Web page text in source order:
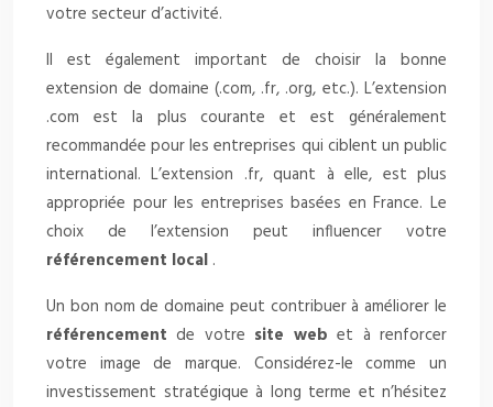
votre secteur d’activité.
Il est également important de choisir la bonne
extension de domaine (.com, .fr, .org, etc.). L’extension
.com est la plus courante et est généralement
recommandée pour les entreprises qui ciblent un public
international. L’extension .fr, quant à elle, est plus
appropriée pour les entreprises basées en France. Le
choix de l’extension peut influencer votre
référencement local .
Un bon nom de domaine peut contribuer à améliorer le
référencementde votre site webet à renforcer
votre image de marque. Considérez-le comme un
investissement stratégique à long terme et n’hésitez